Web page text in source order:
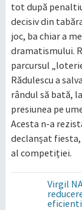
tot după
decisiv din
joc, ba chiar a
dramatismului.
parcursul
Rădulescu a
rândul să bată,
presiunea pe
Acesta n-a
declanșat
al competiției.
Virgil